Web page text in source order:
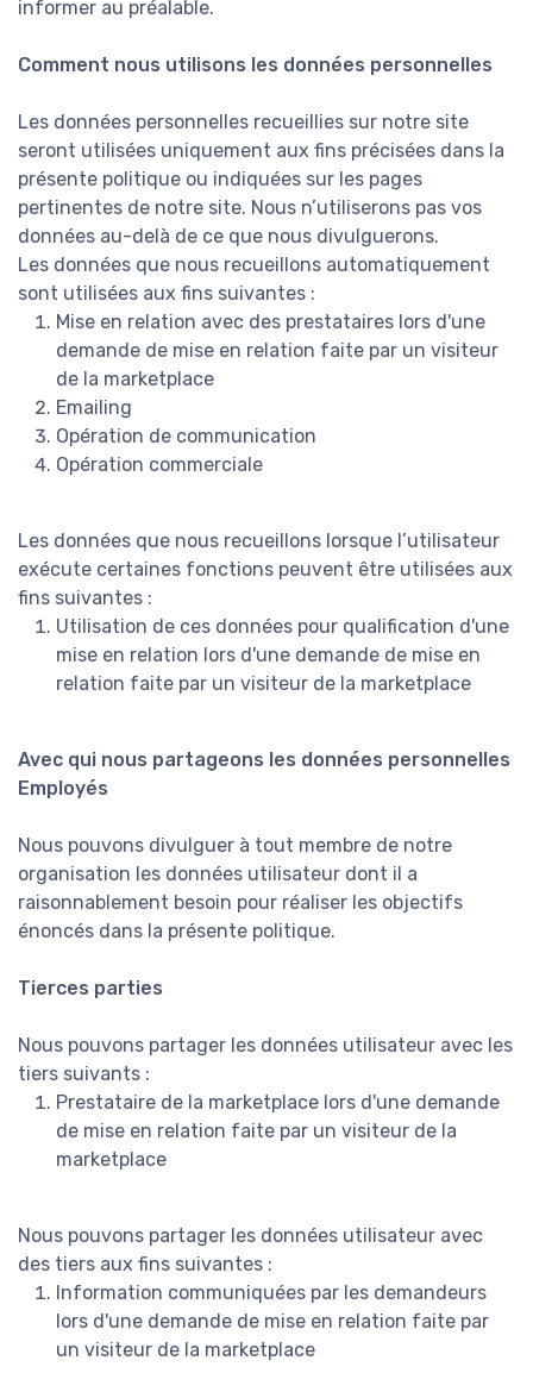
informer au préalable.
Comment nous utilisons les données personnelles
Les données personnelles recueillies sur notre site
seront utilisées uniquement aux fins précisées dans la
présente politique ou indiquées sur les pages
pertinentes de notre site. Nous n’utiliserons pas vos
données au-delà de ce que nous divulguerons.
Les données que nous recueillons automatiquement
sont utilisées aux fins suivantes :
Mise en relation avec des prestataires lors d'une
demande de mise en relation faite par un visiteur
de la marketplace
Emailing
Opération de communication
Opération commerciale
Les données que nous recueillons lorsque l’utilisateur
exécute certaines fonctions peuvent être utilisées aux
fins suivantes :
Utilisation de ces données pour qualification d'une
mise en relation lors d'une demande de mise en
relation faite par un visiteur de la marketplace
Avec qui nous partageons les données personnelles
Employés
Nous pouvons divulguer à tout membre de notre
organisation les données utilisateur dont il a
raisonnablement besoin pour réaliser les objectifs
énoncés dans la présente politique.
Tierces parties
Nous pouvons partager les données utilisateur avec les
tiers suivants :
Prestataire de la marketplace lors d'une demande
de mise en relation faite par un visiteur de la
marketplace
Nous pouvons partager les données utilisateur avec
des tiers aux fins suivantes :
Information communiquées par les demandeurs
lors d'une demande de mise en relation faite par
un visiteur de la marketplace